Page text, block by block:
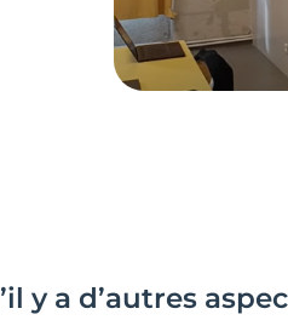
y a d’autres